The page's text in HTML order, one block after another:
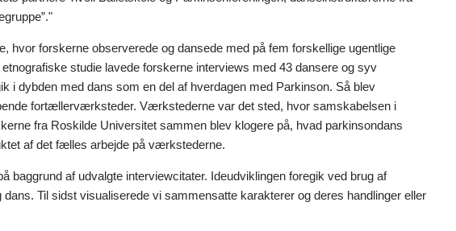
hvor forskerne observerede og dansede med på fem forskellige ugentlige
studie lavede forskerne interviews med 43 dansere og syv
i dybden med dans som en del af hverdagen med Parkinson. Så blev
fortællerværksteder. Værkstederne var det sted, hvor samskabelsen i
fra Roskilde Universitet sammen blev klogere på, hvad parkinsondans
af det fælles arbejde på værkstederne.
af udvalgte interviewcitater. Ideudviklingen foregik ved brug af
Til sidst visualiserede vi sammensatte karakterer og deres handlinger eller